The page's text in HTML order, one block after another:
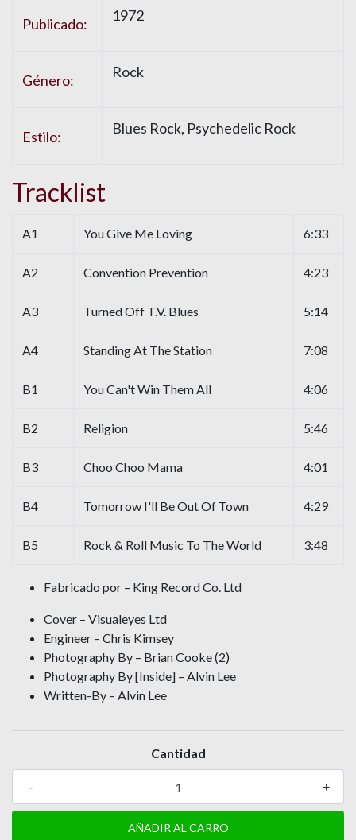
Publicado: 1972
Género: Rock
Estilo: Blues Rock, Psychedelic Rock
Tracklist
A1 You Give Me Loving 6:33
A2 Convention Prevention 4:23
A3 Turned Off T.V. Blues 5:14
A4 Standing At The Station 7:08
B1 You Can't Win Them All 4:06
B2 Religion 5:46
B3 Choo Choo Mama 4:01
B4 Tomorrow I'll Be Out Of Town 4:29
B5 Rock & Roll Music To The World 3:48
Fabricado por – King Record Co. Ltd
Cover – Visualeyes Ltd
Engineer – Chris Kimsey
Photography By – Brian Cooke (2)
Photography By [Inside] – Alvin Lee
Written-By – Alvin Lee
Cantidad
+
-